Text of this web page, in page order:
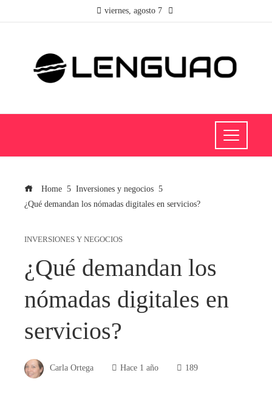
viernes, agosto 7
Home
Inversiones y negocios
¿Qué demandan los nómadas digitales en servicios?
INVERSIONES Y NEGOCIOS
¿Qué demandan los
nómadas digitales en
servicios?
Carla Ortega Hace 1 año 189